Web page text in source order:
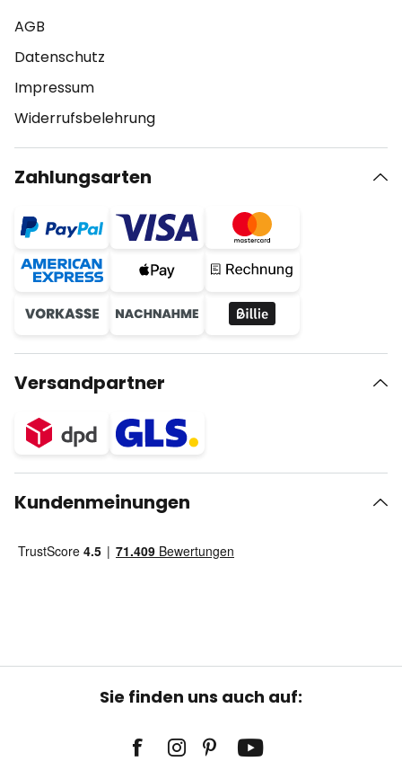
AGB
Datenschutz
Impressum
Widerrufsbelehrung
Zahlungsarten
Versandpartner
Kundenmeinungen
Sie finden uns auch auf: